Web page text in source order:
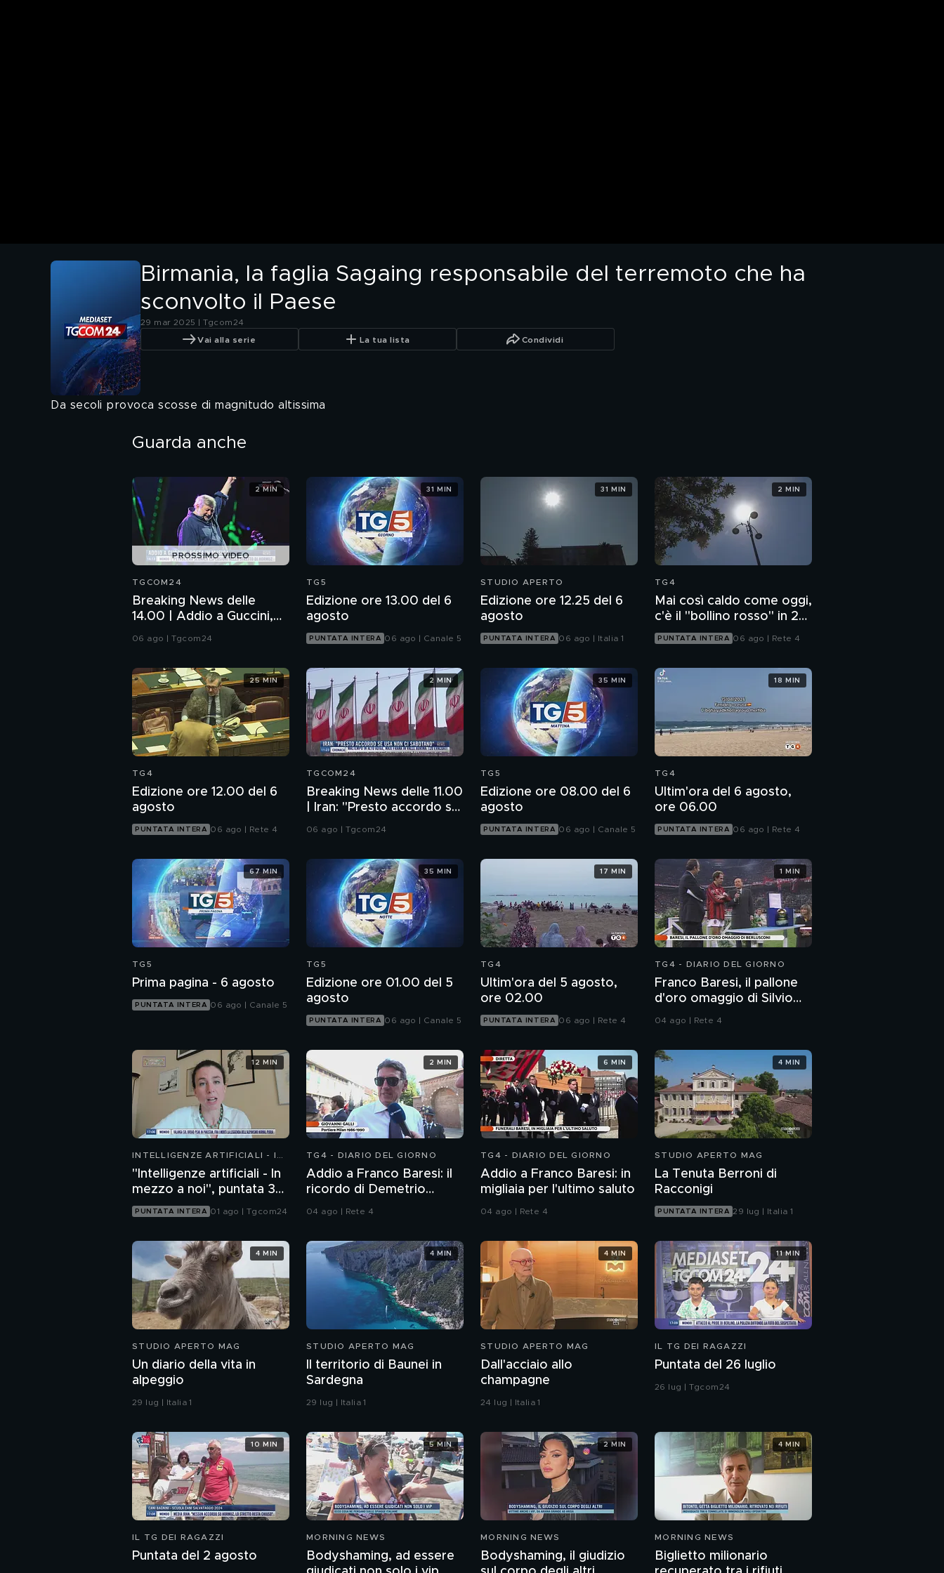
Birmania, la faglia Sagaing responsabile del terremoto che ha
sconvolto il Paese
29 mar 2025 | Tgcom24
Vai alla serie La tua lista Condividi
Da secoli provoca scosse di magnitudo altissima
Guarda anche
PROSSIMO VIDEO
TGCOM24
Breaking News delle
14.00 | Addio a Guccini,
poeta in musica
06 ago | Tgcom24
2 MIN
TG5
Edizione ore 13.00 del 6
agosto
PUNTATA INTERA 06 ago | Canale 5
31 MIN
STUDIO APERTO
Edizione ore 12.25 del 6
agosto
PUNTATA INTERA 06 ago | Italia 1
31 MIN
TG4
Mai così caldo come oggi,
c'è il "bollino rosso" in 27
città
PUNTATA INTERA 06 ago | Rete 4
2 MIN
TG4
Edizione ore 12.00 del 6
agosto
PUNTATA INTERA 06 ago | Rete 4
25 MIN
TGCOM24
Breaking News delle 11.00
| Iran: "Presto accordo se
Usa non ci sabotano"
06 ago | Tgcom24
2 MIN
TG5
Edizione ore 08.00 del 6
agosto
PUNTATA INTERA 06 ago | Canale 5
35 MIN
TG4
Ultim'ora del 6 agosto,
ore 06.00
PUNTATA INTERA 06 ago | Rete 4
18 MIN
TG5
Prima pagina - 6 agosto
PUNTATA INTERA 06 ago | Canale 5
67 MIN
TG5
Edizione ore 01.00 del 5
agosto
PUNTATA INTERA 06 ago | Canale 5
35 MIN
TG4
Ultim'ora del 5 agosto,
ore 02.00
PUNTATA INTERA 06 ago | Rete 4
17 MIN
TG4 - DIARIO DEL GIORNO
Franco Baresi, il pallone
d'oro omaggio di Silvio
Berlusconi
04 ago | Rete 4
1 MIN
INTELLIGENZE ARTIFICIALI - IN
"Intelligenze artificiali - In
mezzo a noi", puntata 36:
chatbot emotivi e minori
PUNTATA INTERA 01 ago | Tgcom24
12 MIN
TG4 - DIARIO DEL GIORNO
Addio a Franco Baresi: il
ricordo di Demetrio
Albertini, Clarence
04 ago | Rete 4
2 MIN
TG4 - DIARIO DEL GIORNO
Addio a Franco Baresi: in
migliaia per l'ultimo saluto
04 ago | Rete 4
6 MIN
STUDIO APERTO MAG
La Tenuta Berroni di
Racconigi
PUNTATA INTERA 29 lug | Italia 1
4 MIN
STUDIO APERTO MAG
Un diario della vita in
alpeggio
29 lug | Italia 1
4 MIN
STUDIO APERTO MAG
Il territorio di Baunei in
Sardegna
29 lug | Italia 1
4 MIN
STUDIO APERTO MAG
Dall'acciaio allo
champagne
24 lug | Italia 1
4 MIN
IL TG DEI RAGAZZI
Puntata del 26 luglio
26 lug | Tgcom24
11 MIN
IL TG DEI RAGAZZI
Puntata del 2 agosto
10 MIN
MORNING NEWS
Bodyshaming, ad essere
5 MIN
MORNING NEWS
Bodyshaming, il giudizio
2 MIN
MORNING NEWS
Biglietto milionario
4 MIN